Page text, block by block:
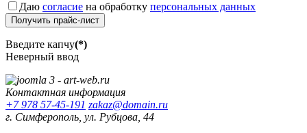
Даю согласие на обработку персональных данных
Получить прайс-лист
Введите капчу(*)
Неверный ввод
Контактная информация
+7 978 57-45-191 zakaz@domain.ru
г. Симферополь, ул. Рубцова, 44